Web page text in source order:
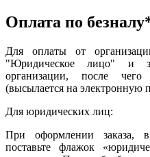
Оплата по
Для оплаты от
"Юридическое лицо" и
организации, после
(высылается на электронную
Для юридических лиц:
При оформлении заказа,
поставьте флажок